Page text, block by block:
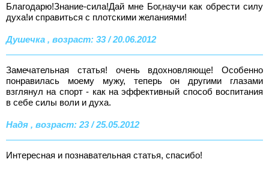
Благодарю!Знание-сила!Дай мне Бог,научи как обрести силу
духа!и справиться с плотскими желаниями!
Душечка , возраст: 33 / 20.06.2012
Замечательная статья! очень вдохновляюще! Особенно
понравилась моему мужу, теперь он другими глазами
взглянул на спорт - как на эффективный способ воспитания
в себе силы воли и духа.
Надя , возраст: 23 / 25.05.2012
Интересная и познавательная статья, спасибо!